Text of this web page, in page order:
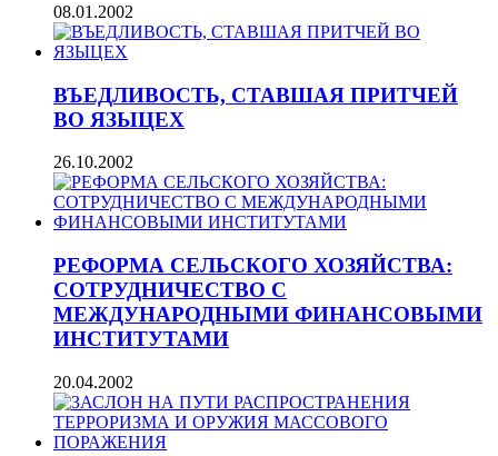
08.01.2002
ВЪЕДЛИВОСТЬ, СТАВШАЯ ПРИТЧЕЙ
ВО ЯЗЫЦЕХ
26.10.2002
РЕФОРМА СЕЛЬСКОГО ХОЗЯЙСТВА:
СОТРУДНИЧЕСТВО С
МЕЖДУНАРОДНЫМИ ФИНАНСОВЫМИ
ИНСТИТУТАМИ
20.04.2002